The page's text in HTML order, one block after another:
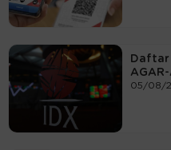
Daftar
05/08/